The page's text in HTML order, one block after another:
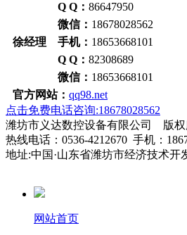
Q Q ： 86647950
微信： 18678028562
徐经理 手机： 18653668101
Q Q ： 82308689
微信： 18653668101
官方网站： qq98.net
点击免费电话咨询:18678028562
潍坊市义达数控设备有限公司 版权
热线电话：0536-4212670 手机：
地址:中国·山东省潍坊市经济技术开
网站首页